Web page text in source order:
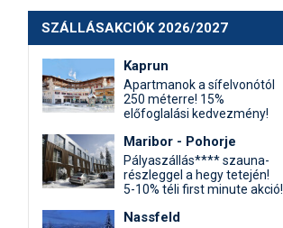
SZÁLLÁSAKCIÓK 2026/2027
Kaprun
Apartmanok a sífelvonótól
250 méterre! 15%
előfoglalási kedvezmény!
Maribor - Pohorje
Pályaszállás**** szauna-
részleggel a hegy tetején!
5-10% téli first minute akció!
Nassfeld